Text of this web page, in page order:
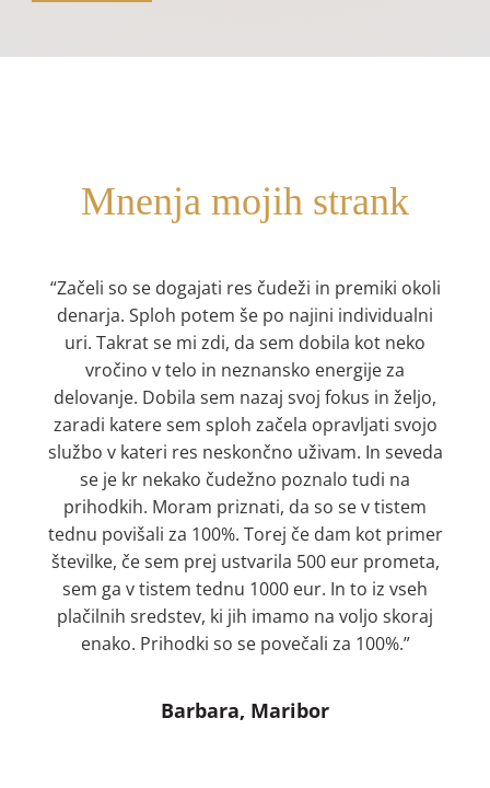
Mnenja mojih strank
“Začeli so se dogajati res čudeži in premiki okoli
denarja. Sploh potem še po najini individualni
uri. Takrat se mi zdi, da sem dobila kot neko
vročino v telo in neznansko energije za
delovanje. Dobila sem nazaj svoj fokus in željo,
zaradi katere sem sploh začela opravljati svojo
službo v kateri res neskončno uživam. In seveda
se je kr nekako čudežno poznalo tudi na
prihodkih. Moram priznati, da so se v tistem
tednu povišali za 100%. Torej če dam kot primer
številke, če sem prej ustvarila 500 eur prometa,
sem ga v tistem tednu 1000 eur. In to iz vseh
plačilnih sredstev, ki jih imamo na voljo skoraj
enako. Prihodki so se povečali za 100%.”
Barbara, Maribor